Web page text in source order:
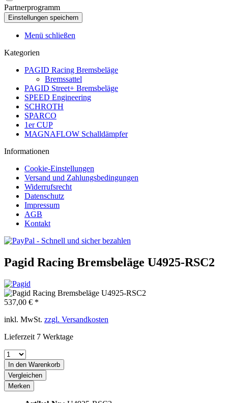
Partnerprogramm
Menü schließen
Kategorien
PAGID Racing Bremsbeläge
Bremssattel
PAGID Street+ Bremsbeläge
SPEED Engineering
SCHROTH
SPARCO
1er CUP
MAGNAFLOW Schalldämpfer
Informationen
Cookie-Einstellungen
Versand und Zahlungsbedingungen
Widerrufsrecht
Datenschutz
Impressum
AGB
Kontakt
Pagid Racing Bremsbeläge U4925-RSC2
537,00 € *
inkl. MwSt. zzgl. Versandkosten
Lieferzeit 7 Werktage
In den Warenkorb
Vergleichen
Merken